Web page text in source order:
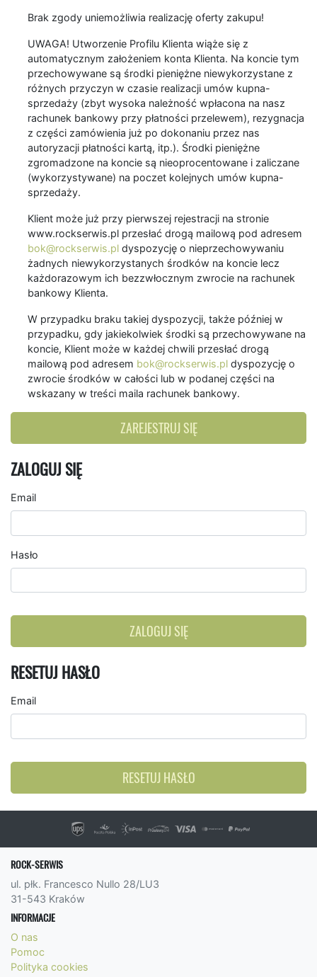
Brak zgody uniemożliwia realizację oferty zakupu!
UWAGA! Utworzenie Profilu Klienta wiąże się z
automatycznym założeniem konta Klienta. Na koncie tym
przechowywane są środki pieniężne niewykorzystane z
różnych przyczyn w czasie realizacji umów kupna-
sprzedaży (zbyt wysoka należność wpłacona na nasz
rachunek bankowy przy płatności przelewem), rezygnacja
z części zamówienia już po dokonaniu przez nas
autoryzacji płatności kartą, itp.). Środki pieniężne
zgromadzone na koncie są nieoprocentowane i zaliczane
(wykorzystywane) na poczet kolejnych umów kupna-
sprzedaży.
Klient może już przy pierwszej rejestracji na stronie
www.rockserwis.pl przesłać drogą mailową pod adresem
bok@rockserwis.pl dyspozycję o nieprzechowywaniu
żadnych niewykorzystanych środków na koncie lecz
każdorazowym ich bezzwłocznym zwrocie na rachunek
bankowy Klienta.
W przypadku braku takiej dyspozycji, także później w
przypadku, gdy jakiekolwiek środki są przechowywane na
koncie, Klient może w każdej chwili przesłać drogą
mailową pod adresem bok@rockserwis.pl dyspozycję o
zwrocie środków w całości lub w podanej części na
wskazany w treści maila rachunek bankowy.
ZAREJESTRUJ SIĘ
ZALOGUJ SIĘ
Email
Hasło
ZALOGUJ SIĘ
RESETUJ HASŁO
Email
RESETUJ HASŁO
ROCK-SERWIS
ul. płk. Francesco Nullo 28/LU3
31-543 Kraków
INFORMACJE
O nas
Pomoc
Polityka cookies